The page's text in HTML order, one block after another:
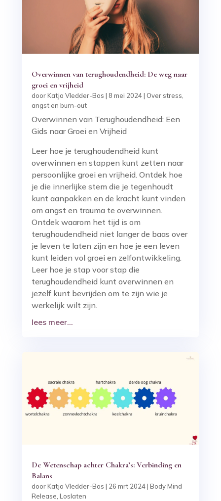
Overwinnen van terughoudendheid: De weg naar
groei en vrijheid
doorKatja Vledder-Bos | 8 mei 2024| Over stress,
angst en burn-out
Overwinnen van Terughoudendheid: Een
Gids naar Groei en Vrijheid
Leer hoe je terughoudendheid kunt
overwinnen en stappen kunt zetten naar
persoonlijke groei en vrijheid. Ontdek hoe
je die innerlijke stem die je tegenhoudt
kunt aanpakken en de kracht kunt vinden
om angst en trauma te overwinnen.
Ontdek waarom het tijd is om
terughoudendheid niet langer de baas over
je leven te laten zijn en hoe je een leven
kunt leiden vol groei en zelfontwikkeling.
Leer hoe je stap voor stap die
terughoudendheid kunt overwinnen en
jezelf kunt bevrijden om te zijn wie je
werkelijk wilt zijn.
lees meer...
De Wetenschap achter Chakra’s: Verbinding en
Balans
doorKatja Vledder-Bos | 26 mrt 2024| Body Mind
Release Loslaten